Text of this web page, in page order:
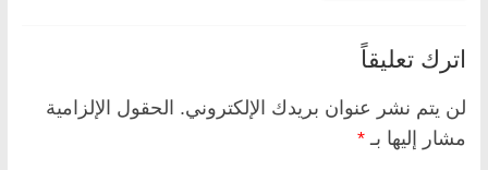
اترك تعليقاً
لن يتم نشر عنوان بريدك الإلكتروني. الحقول الإلزامية
مشار إليها بـ *